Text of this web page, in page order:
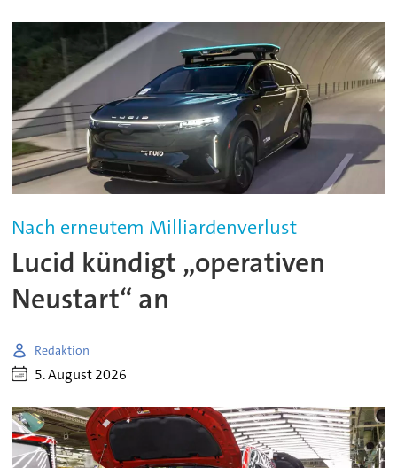
Nach erneutem Milliardenverlust
Lucid kündigt „operativen
Neustart“ an
Redaktion
5. August 2026